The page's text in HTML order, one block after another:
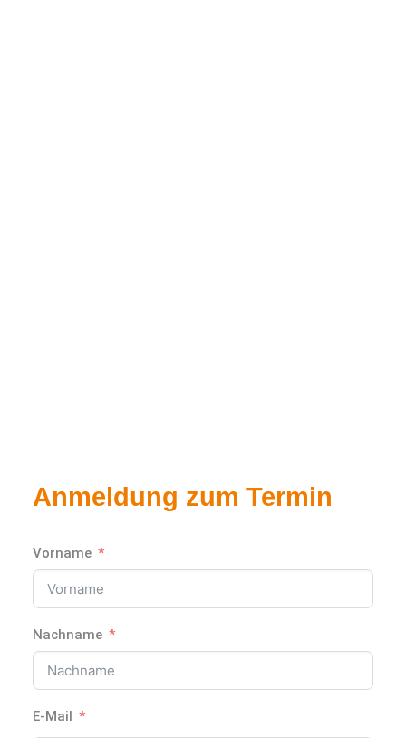
Anmeldung zum Termin
Vorname
Nachname
E-Mail